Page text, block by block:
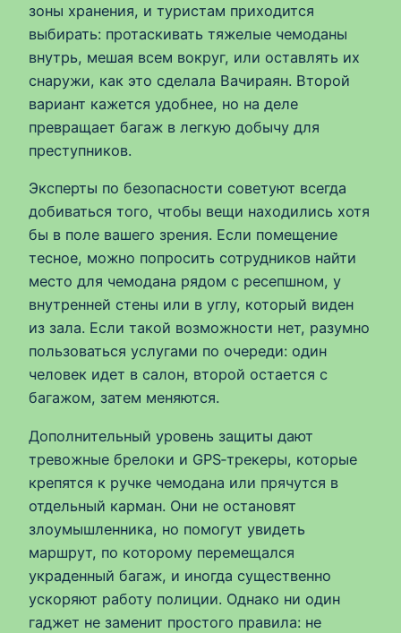
зоны хранения, и туристам приходится
выбирать: протаскивать тяжелые чемоданы
внутрь, мешая всем вокруг, или оставлять их
снаружи, как это сделала Вачираян. Второй
вариант кажется удобнее, но на деле
превращает багаж в легкую добычу для
преступников.
Эксперты по безопасности советуют всегда
добиваться того, чтобы вещи находились хотя
бы в поле вашего зрения. Если помещение
тесное, можно попросить сотрудников найти
место для чемодана рядом с ресепшном, у
внутренней стены или в углу, который виден
из зала. Если такой возможности нет, разумно
пользоваться услугами по очереди: один
человек идет в салон, второй остается с
багажом, затем меняются.
Дополнительный уровень защиты дают
тревожные брелоки и GPS‑трекеры, которые
крепятся к ручке чемодана или прячутся в
отдельный карман. Они не остановят
злоумышленника, но помогут увидеть
маршрут, по которому перемещался
украденный багаж, и иногда существенно
ускоряют работу полиции. Однако ни один
гаджет не заменит простого правила: не